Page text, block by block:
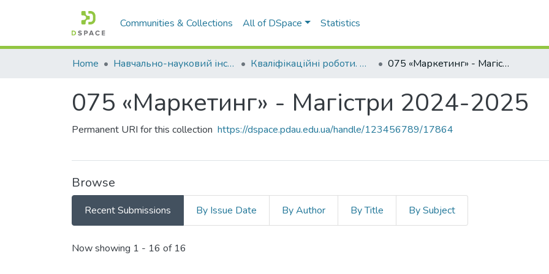
Communities & Collections All of DSpace Statistics
Home Навчально-науковий інститут економіки, управління, права та інформаційних технологій Кваліфікаційні роботи. ННІ економіки, управління, права та ІТ 075 «Маркетинг» - Магістри 2024-2025
075 «Маркетинг» - Магістри 2024-2025
Permanent URI for this collection https://dspace.pdau.edu.ua/handle/123456789/17864
Browse
Recent Submissions By Issue Date By Author By Title By Subject
Recent Submissions
Now showing 1 - 16 of 16